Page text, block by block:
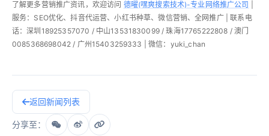
了解更多营销推广资讯，欢迎访问 德曜(嘿爽搜索技术)-专业网络推广公司
服务：SEO优化、抖音代运营、小红书种草、微信营销、全网推广 | 联系电
话：深圳18925357070 / 中山13531830099 / 珠海17765222808 / 澳门
0085368698042 / 广州15403259333 | 微信：yuki_chan
返回新闻列表
分享至：